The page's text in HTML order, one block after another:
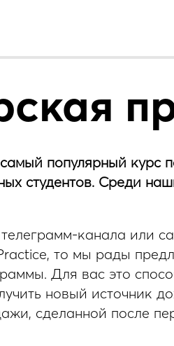
популярный курс
студентов. Среди
канала или
то мы рады
Для вас это
новый источник
сделанной после